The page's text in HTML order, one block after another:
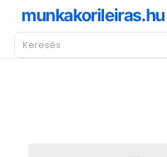
munkakorileiras.hu